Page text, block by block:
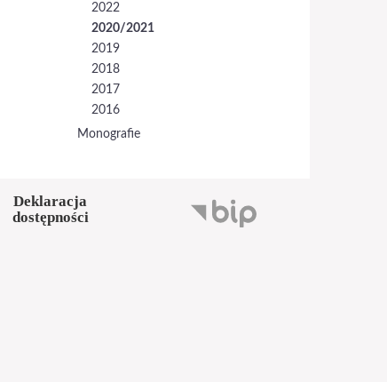
2022
2020/2021
2019
2018
2017
2016
Monografie
Deklaracja
dostępności